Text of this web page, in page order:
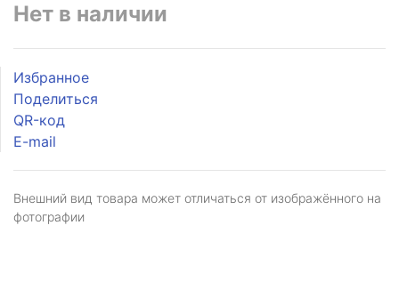
Нет в наличии
Избранное
Поделиться
QR-код
E-mail
Внешний вид товара может отличаться от изображённого на
фотографии